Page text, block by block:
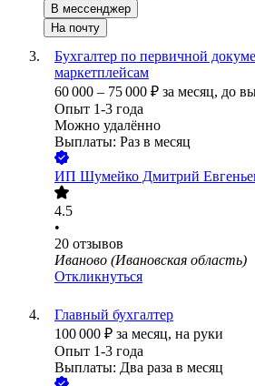
В мессенджер
На почту
Бухгалтер по первичной
маркетплейсам
60 000 – 75 000 ₽ за месяц, до
Опыт 1-3 года
Можно удалённо
Выплаты: Раз в месяц
ИП Шумейко Дмитрий
4.5
•
20 отзывов
Иваново (Ивановская область)
Откликнуться
Главный бухгалтер
100 000 ₽ за месяц, на руки
Опыт 1-3 года
Выплаты: Два раза в месяц